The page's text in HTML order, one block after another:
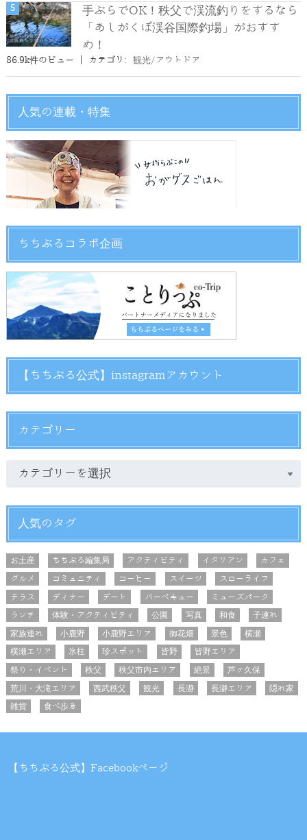
手ぶらでOK！秩父で渓流釣りをするなら
「あしがくぼ渓谷国際釣場」がおすす
め！
86.9k件のビュー カテゴリ: 観光/アウトドア
人気の連載・特集
ちちぶるコラボ企画
【ちちぶる公式】instagramアカウント
カテゴリー
人気のタグ
お土産 ちちぶる編集局 アクティビティ イタリアン
カフェ
グルメ
コミュニティ コーヒー スイーツ
スローライフ
テラス
ディナー デート バーベキュー
ミューズパーク
ランチ
体験・アクティビティ 公園 写真 和食
子連れ
家族連れ
小鹿野 小鹿野エリア 御花畑 景色
横瀬
横瀬エリア
氷柱 珍スポット 皆野
皆野エリア
祭り・イベント
秩父 秩父市内エリア 絶景
芦ヶ久保
荒川・大滝エリア
西武秩父 観光 長瀞 長瀞エリア
隠れ家
雑貨
食べ歩き
【ちちぶる公式】Facebookページ